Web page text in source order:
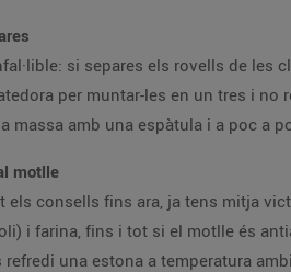
si separes els rovells de les
per muntar-les en un tres i
massa amb una espàtula i a poc a
motlle
els consells fins ara, ja tens mitja
i farina, fins i tot si el motlle és
refredi una estona a temperatura